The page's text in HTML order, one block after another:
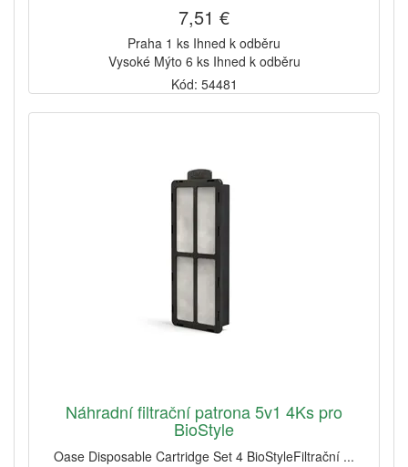
7,51 €
Praha 1 ks Ihned k odběru
Vysoké Mýto 6 ks Ihned k odběru
Kód: 54481
Náhradní filtrační patrona 5v1 4Ks pro
BioStyle
Oase Disposable Cartridge Set 4 BioStyleFiltrační ...